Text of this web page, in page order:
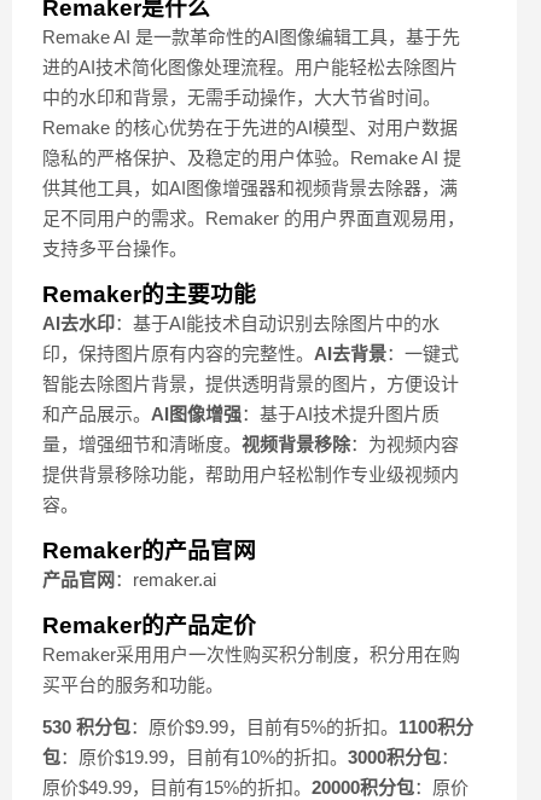
Remaker是什么
Remake AI 是一款革命性的AI图像编辑工具，基于先
进的AI技术简化图像处理流程。用户能轻松去除图片
中的水印和背景，无需手动操作，大大节省时间。
Remake 的核心优势在于先进的AI模型、对用户数据
隐私的严格保护、及稳定的用户体验。Remake AI 提
供其他工具，如AI图像增强器和视频背景去除器，满
足不同用户的需求。Remaker 的用户界面直观易用，
支持多平台操作。
Remaker的主要功能
AI去水印：基于AI能技术自动识别去除图片中的水
印，保持图片原有内容的完整性。 AI去背景：一键式
智能去除图片背景，提供透明背景的图片，方便设计
和产品展示。 AI图像增强：基于AI技术提升图片质
量，增强细节和清晰度。 视频背景移除：为视频内容
提供背景移除功能，帮助用户轻松制作专业级视频内
容。
Remaker的产品官网
产品官网 ：remaker.ai
Remaker的产品定价
Remaker采用用户一次性购买积分制度，积分用在购
买平台的服务和功能。
530 积分包：原价$9.99，目前有5%的折扣。 1100积分
包：原价$19.99，目前有10%的折扣。 3000积分包：
原价$49.99，目前有15%的折扣。 20000积分包：原价